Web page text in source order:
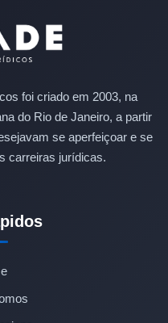
foi criado em 2003, na
do Rio de Janeiro, a partir
se aperfeiçoar e se
carreiras jurídicas.